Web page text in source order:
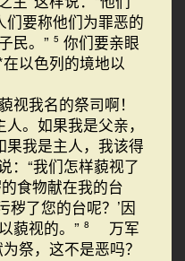
们要称他们为罪恶的
民。” 5 你们要亲眼
以色列的境地以
视我名的祭司啊！
。如果我是父亲，
我是主人，我该得
：“我们怎样藐视了
食物献在我的台
秽了您的台呢？’因
藐视的。” 8
万军
祭，这不是恶吗？